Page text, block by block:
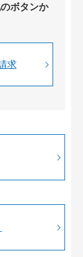
ボタンか
求